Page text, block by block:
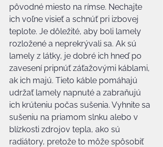
pôvodné miesto na rímse. Nechajte
ich voľne visieť a schnúť pri izbovej
teplote. Je dôležité, aby boli lamely
rozložené a neprekrývali sa. Ak sú
lamely z látky, je dobré ich hneď po
zavesení pripnúť záťažovými káblami,
ak ich majú. Tieto káble pomáhajú
udržať lamely napnuté a zabraňujú
ich krúteniu počas sušenia. Vyhnite sa
sušeniu na priamom slnku alebo v
blízkosti zdrojov tepla, ako sú
radiátory, pretože to môže spôsobiť